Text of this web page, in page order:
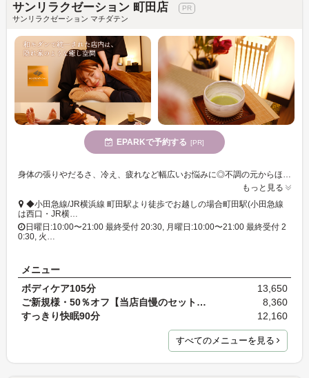
サンリラクゼーション 町田店
サンリラクゼーション マチダテン
EPARKで予約する [PR]
身体の張りやだるさ、冷え、疲れなど幅広いお悩みに◎不調の元からほぐすので施術後のスッキリ感も格別です。上質な癒しの時間をぜひご堪能ください!
もっと見る
◆小田急線/JR横浜線 町田駅より徒歩でお越しの場合町田駅(小田急線
は西口・JR横…
日曜日:10:00〜21:00 最終受付 20:30, 月曜日:10:00〜21:00 最終受付 2
0:30, 火…
メニュー
ボディケア105分
13,650
ご新規様・50％オフ【当店自慢のセットコース】すっ…
8,360
すっきり快眠90分
12,160
すべてのメニューを見る